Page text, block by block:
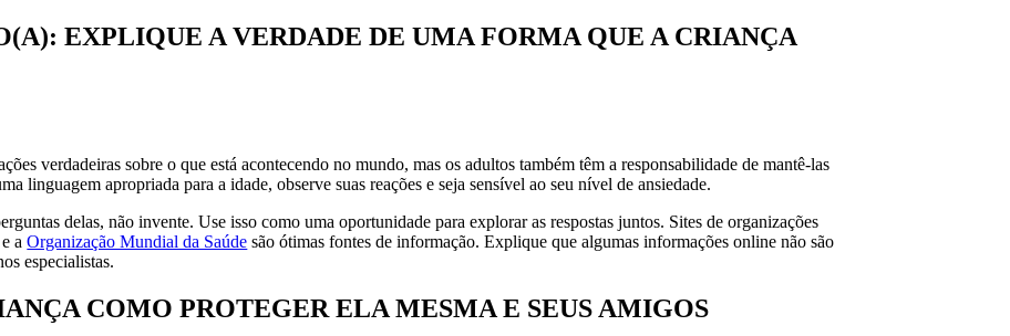
EXPLIQUE A VERDADE DE UMA FORMA QUE A CRIANÇA
verdadeiras sobre o que está acontecendo no mundo, mas os adultos também têm a responsabilidade de mantê-las
linguagem apropriada para a idade, observe suas reações e seja sensível ao seu nível de ansiedade.
delas, não invente. Use isso como uma oportunidade para explorar as respostas juntos. Sites de organizações
e aOrganização Mundial da Saúde são ótimas fontes de informação. Explique que algumas informações online não são
especialistas.
COMO PROTEGER ELA MESMA E SEUS AMIGOS